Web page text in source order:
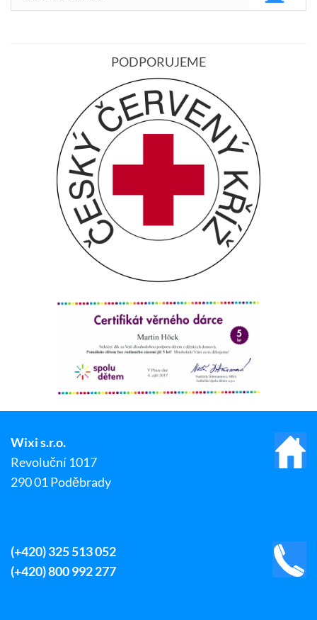
PODPORUJEME
Wixi s.r.o.
Revoluční 1017
290 01 Poděbrady
(+420) 325 513 052
(+420) 800 992 277